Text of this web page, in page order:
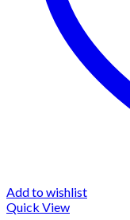
Add to wishlist
Quick View